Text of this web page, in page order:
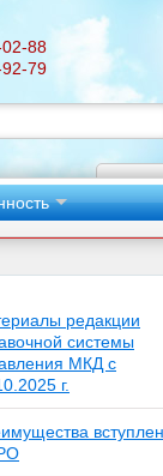
88
79
Поиск
редакции
системы
МКД с
г.